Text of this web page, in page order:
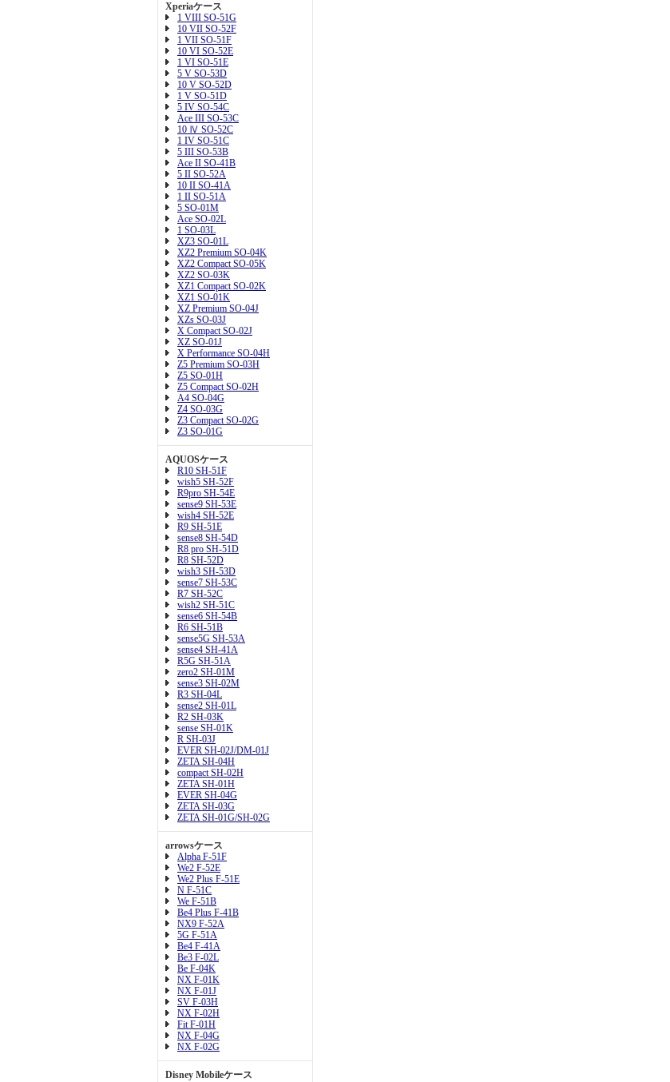
Xperiaケース
1 VIII SO-51G
10 VII SO-52F
1 VII SO-51F
10 VI SO-52E
1 VI SO-51E
5 V SO-53D
10 V SO-52D
1 V SO-51D
5 IV SO-54C
Ace III SO-53C
10 Ⅳ SO-52C
1 IV SO-51C
5 III SO-53B
Ace II SO-41B
5 II SO-52A
10 II SO-41A
1 II SO-51A
5 SO-01M
Ace SO-02L
1 SO-03L
XZ3 SO-01L
XZ2 Premium SO-04K
XZ2 Compact SO-05K
XZ2 SO-03K
XZ1 Compact SO-02K
XZ1 SO-01K
XZ Premium SO-04J
XZs SO-03J
X Compact SO-02J
XZ SO-01J
X Performance SO-04H
Z5 Premium SO-03H
Z5 SO-01H
Z5 Compact SO-02H
A4 SO-04G
Z4 SO-03G
Z3 Compact SO-02G
Z3 SO-01G
AQUOSケース
R10 SH-51F
wish5 SH-52F
R9pro SH-54E
sense9 SH-53E
wish4 SH-52E
R9 SH-51E
sense8 SH-54D
R8 pro SH-51D
R8 SH-52D
wish3 SH-53D
sense7 SH-53C
R7 SH-52C
wish2 SH-51C
sense6 SH-54B
R6 SH-51B
sense5G SH-53A
sense4 SH-41A
R5G SH-51A
zero2 SH-01M
sense3 SH-02M
R3 SH-04L
sense2 SH-01L
R2 SH-03K
sense SH-01K
R SH-03J
EVER SH-02J/DM-01J
ZETA SH-04H
compact SH-02H
ZETA SH-01H
EVER SH-04G
ZETA SH-03G
ZETA SH-01G/SH-02G
arrowsケース
Alpha F-51F
We2 F-52E
We2 Plus F-51E
N F-51C
We F-51B
Be4 Plus F-41B
NX9 F-52A
5G F-51A
Be4 F-41A
Be3 F-02L
Be F-04K
NX F-01K
NX F-01J
SV F-03H
NX F-02H
Fit F-01H
NX F-04G
NX F-02G
Disney Mobileケース